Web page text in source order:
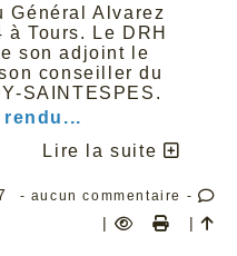
par an ces
étant plus largement
la transition
gaz à effets de
pendant un arrêt
deux années de
essentiel pour protéger
travailleuses et éviter la
enfin, de presque tous...
de le rappeler, les
le Rassemblement
Général Alvarez
Tours. Le DRH
son adjoint le
conseiller du
SAINTESPES.
Lire la suite
- aucun commentaire -
| |